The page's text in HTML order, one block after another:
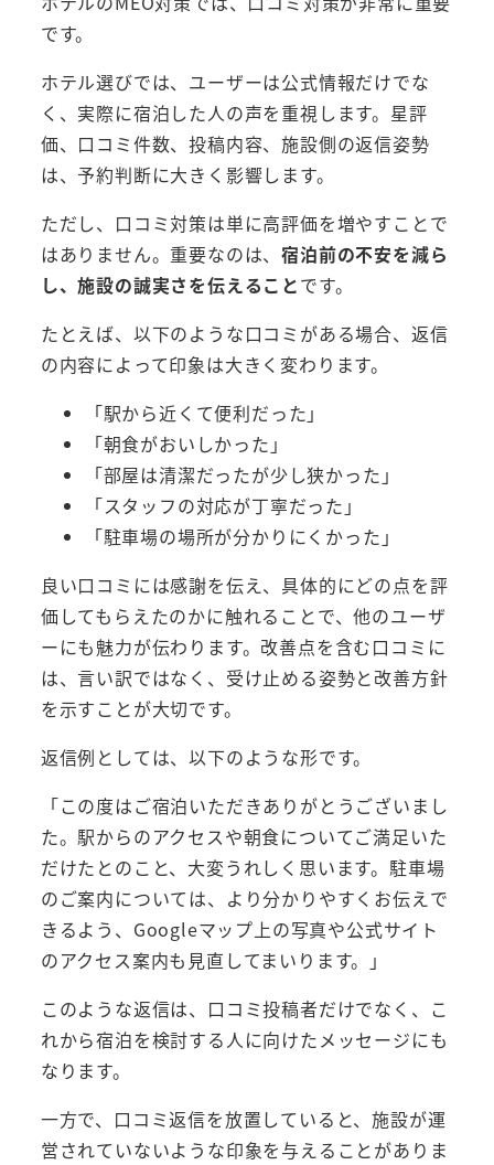
です。
ホテル選びでは、ユーザーは公式情報だけでな
く、実際に宿泊した人の声を重視します。星評
価、口コミ件数、投稿内容、施設側の返信姿勢
は、予約判断に大きく影響します。
ただし、口コミ対策は単に高評価を増やすことで
はありません。重要なのは、宿泊前の不安を減ら
し、施設の誠実さを伝えることです。
たとえば、以下のような口コミがある場合、返信
の内容によって印象は大きく変わります。
「駅から近くて便利だった」
「朝食がおいしかった」
「部屋は清潔だったが少し狭かった」
「スタッフの対応が丁寧だった」
「駐車場の場所が分かりにくかった」
良い口コミには感謝を伝え、具体的にどの点を評
価してもらえたのかに触れることで、他のユーザ
ーにも魅力が伝わります。改善点を含む口コミに
は、言い訳ではなく、受け止める姿勢と改善方針
を示すことが大切です。
返信例としては、以下のような形です。
「この度はご宿泊いただきありがとうございまし
た。駅からのアクセスや朝食についてご満足いた
だけたとのこと、大変うれしく思います。駐車場
のご案内については、より分かりやすくお伝えで
きるよう、Googleマップ上の写真や公式サイト
のアクセス案内も見直してまいります。」
このような返信は、口コミ投稿者だけでなく、こ
れから宿泊を検討する人に向けたメッセージにも
なります。
一方で、口コミ返信を放置していると、施設が運
営されていないような印象を与えることがありま